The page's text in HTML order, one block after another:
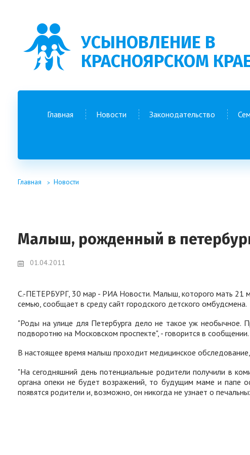
УСЫНОВЛЕНИЕ В
КРАСНОЯРСКОМ
Главная Новости Законодательство
Главная Новости
Малыш, рожденный в
01.04.2011
С.-ПЕТЕРБУРГ, 30 мар - РИА Новости. Малыш, которого мать 21
семью, сообщает в среду сайт городского детского омбудсмена.
"Роды на улице для Петербурга дело не такое уж необычное.
подворотню на Московском проспекте", - говорится в сообщении.
В настоящее время малыш проходит медицинское
"На сегодняшний день потенциальные родители получили в
органа опеки не будет возражений, то будущим маме и папе
появятся родители и, возможно, он никогда не узнает о